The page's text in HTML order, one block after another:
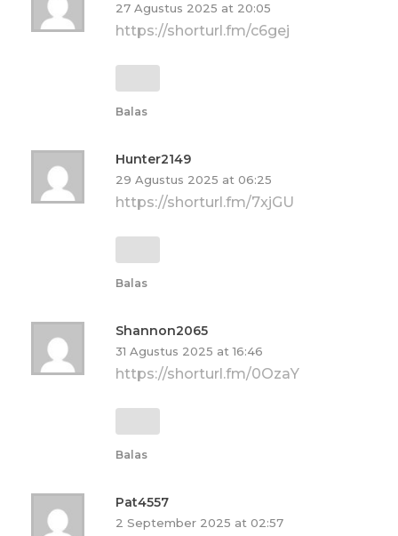
27 Agustus 2025 at 20:05
https://shorturl.fm/c6gej
Balas
Hunter2149
29 Agustus 2025 at 06:25
https://shorturl.fm/7xjGU
Balas
Shannon2065
31 Agustus 2025 at 16:46
https://shorturl.fm/0OzaY
Balas
Pat4557
2 September 2025 at 02:57